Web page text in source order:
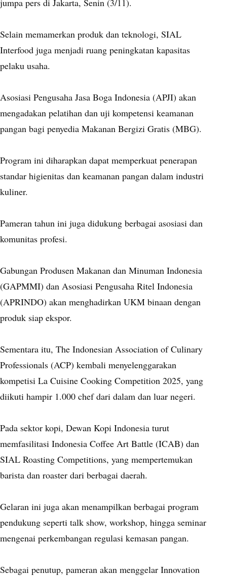
jumpa pers di Jakarta, Senin (3/11).
Selain memamerkan produk dan teknologi, SIAL
Interfood juga menjadi ruang peningkatan kapasitas
pelaku usaha.
Asosiasi Pengusaha Jasa Boga Indonesia (APJI) akan
mengadakan pelatihan dan uji kompetensi keamanan
pangan bagi penyedia Makanan Bergizi Gratis (MBG).
Program ini diharapkan dapat memperkuat penerapan
standar higienitas dan keamanan pangan dalam industri
kuliner.
Pameran tahun ini juga didukung berbagai asosiasi dan
komunitas profesi.
Gabungan Produsen Makanan dan Minuman Indonesia
(GAPMMI) dan Asosiasi Pengusaha Ritel Indonesia
(APRINDO) akan menghadirkan UKM binaan dengan
produk siap ekspor.
Sementara itu, The Indonesian Association of Culinary
Professionals (ACP) kembali menyelenggarakan
kompetisi La Cuisine Cooking Competition 2025, yang
diikuti hampir 1.000 chef dari dalam dan luar negeri.
Pada sektor kopi, Dewan Kopi Indonesia turut
memfasilitasi Indonesia Coffee Art Battle (ICAB) dan
SIAL Roasting Competitions, yang mempertemukan
barista dan roaster dari berbagai daerah.
Gelaran ini juga akan menampilkan berbagai program
pendukung seperti talk show, workshop, hingga seminar
mengenai perkembangan regulasi kemasan pangan.
Sebagai penutup, pameran akan menggelar Innovation